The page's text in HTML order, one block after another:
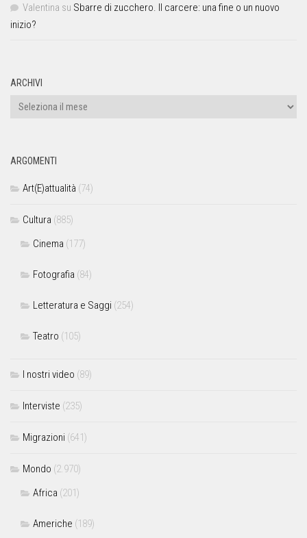
Valentina su Sbarre di zucchero. Il carcere: una fine o un nuovo
inizio?
ARCHIVI
ARGOMENTI
Art(E)attualità (74)
Cultura (885)
Cinema (177)
Fotografia (84)
Letteratura e Saggi (254)
Teatro (105)
I nostri video (89)
Interviste (235)
Migrazioni (641)
Mondo (2.970)
Africa (201)
Americhe (189)